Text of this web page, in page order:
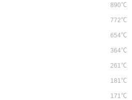
890℃
772℃
654℃
364℃
261℃
181℃
171℃